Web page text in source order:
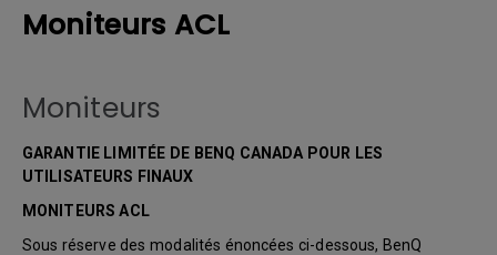
Moniteurs ACL
Moniteurs
GARANTIE LIMITÉE DE BENQ CANADA POUR LES
UTILISATEURS FINAUX
MONITEURS ACL
Sous réserve des modalités énoncées ci-dessous, BenQ